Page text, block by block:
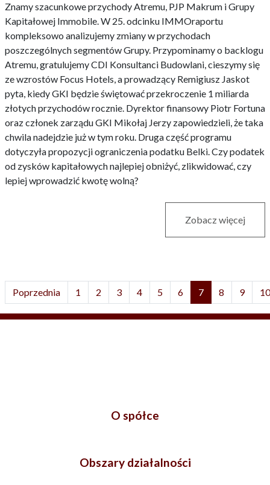
Znamy szacunkowe przychody Atremu, PJP Makrum i Grupy
Kapitałowej Immobile. W 25. odcinku IMMOraportu
kompleksowo analizujemy zmiany w przychodach
poszczególnych segmentów Grupy. Przypominamy o backlogu
Atremu, gratulujemy CDI Konsultanci Budowlani, cieszymy się
ze wzrostów Focus Hotels, a prowadzący Remigiusz Jaskot
pyta, kiedy GKI będzie świętować przekroczenie 1 miliarda
złotych przychodów rocznie. Dyrektor finansowy Piotr Fortuna
oraz członek zarządu GKI Mikołaj Jerzy zapowiedzieli, że taka
chwila nadejdzie już w tym roku. Druga część programu
dotyczyła propozycji ograniczenia podatku Belki. Czy podatek
od zysków kapitałowych najlepiej obniżyć, zlikwidować, czy
lepiej wprowadzić kwotę wolną?
Zobacz więcej
Poprzednia 1 2 3 4 5 6 7 8 9 10
O spółce
Obszary działalności